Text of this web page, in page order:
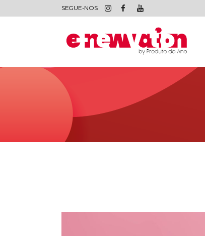
SEGUE-NOS